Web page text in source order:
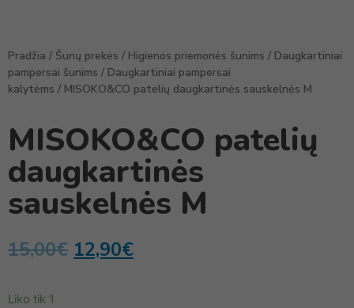
Pradžia / Šunų prekės / Higienos priemonės šunims / Daugkartiniai
pampersai šunims / Daugkartiniai pampersai
kalytėms / MISOKO&CO patelių daugkartinės sauskelnės M
MISOKO&CO patelių
daugkartinės
sauskelnės M
15,00€ 12,90€
Liko tik 1